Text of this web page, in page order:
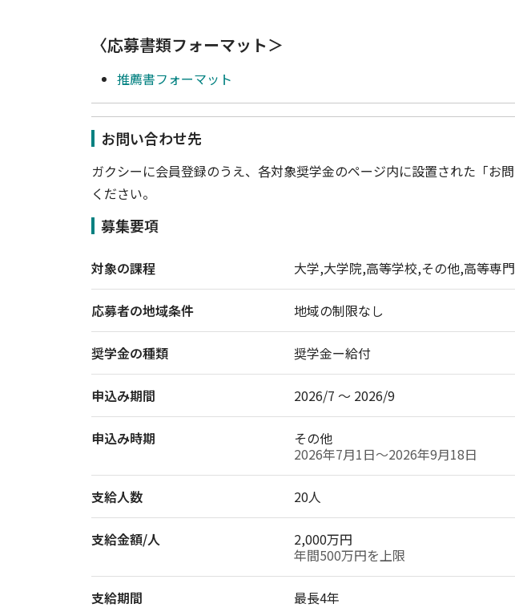
〈応募書類フォーマット＞
推薦書フォーマット
お問い合わせ先
ガクシーに会員登録のうえ、各対象奨学金のページ内に設置された「お
ください。
募集要項
対象の課程 大学,大学院,高等学校,その他,高等専
応募者の地域条件 地域の制限なし
奨学金の種類 奨学金ー給付
申込み期間 2026/7 〜 2026/9
申込み時期
その他
2026年7月1日〜2026年9月18日
支給人数 20人
支給金額/人
2,000万円
年間500万円を上限
支給期間 最長4年